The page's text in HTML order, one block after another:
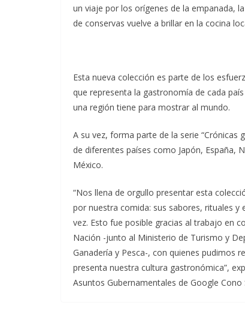
un viaje por los orígenes de la empanada,
de conservas vuelve a brillar en la cocina
Esta nueva colección es parte de los
que representa la gastronomía de cada
una región tiene para mostrar al mundo.
A su vez, forma parte de la serie
de diferentes países como Japón, España,
México.
“Nos llena de orgullo presentar esta
por nuestra comida: sus sabores, rituales y
vez. Esto fue posible gracias al trabajo en
Nación -junto al Ministerio de Turismo y
Ganadería y Pesca-, con quienes pudimos
presenta nuestra cultura gastronómica”,
Asuntos Gubernamentales de Google Cono